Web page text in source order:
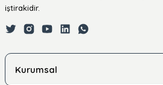
iştirakidir.
Kurumsal